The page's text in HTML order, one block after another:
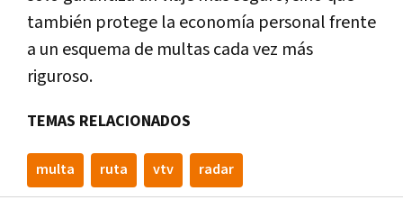
también protege la economía personal frente
a un esquema de multas cada vez más
riguroso.
TEMAS RELACIONADOS
multa ruta vtv radar